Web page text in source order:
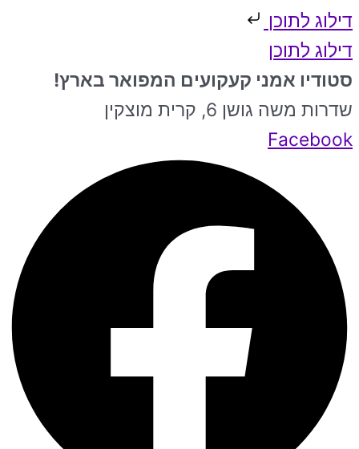
דילוג לתוכן
דילוג לתוכן
סטודיו אמני קעקועים המפואר בארץ!
שדרות משה גושן 6, קרית מוצקין
Facebook